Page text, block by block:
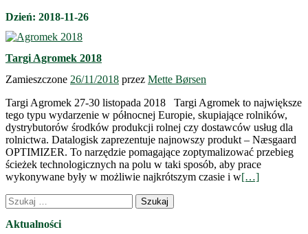
Dzień: 2018-11-26
Targi Agromek 2018
Zamieszczone 26/11/2018 przez Mette Børsen
Targi Agromek 27-30 listopada 2018 Targi Agromek to największe
tego typu wydarzenie w północnej Europie, skupiające rolników,
dystrybutorów środków produkcji rolnej czy dostawców usług dla
rolnictwa. Datalogisk zaprezentuje najnowszy produkt – Næsgaard
OPTIMIZER. To narzędzie pomagające zoptymalizować przebieg
ścieżek technologicznych na polu w taki sposób, aby prace
wykonywane były w możliwie najkrótszym czasie i w[…]
Nawigacja
wpisów
Szukaj:
Aktualności